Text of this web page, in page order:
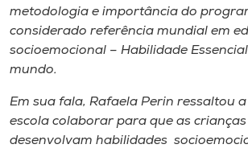
Selecione
o idioma
A+
metodologia e importância do
considerado referência mundial em
socioemocional – Habilidade
mundo.
Em sua fala, Rafaela Perin ressaltou
escola colaborar para que as crianças
desenvolvam habilidades